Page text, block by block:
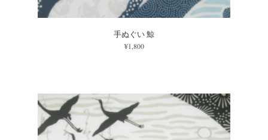
手ぬぐい 鯨
¥1,800